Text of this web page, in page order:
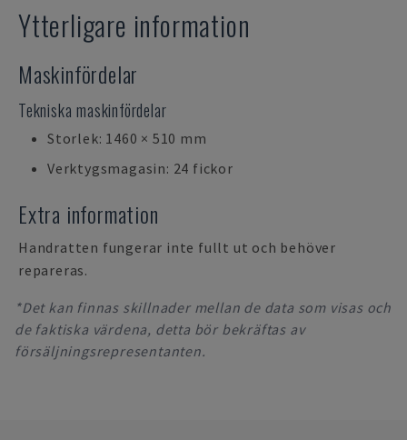
Ytterligare information
Maskinfördelar
Tekniska maskinfördelar
Storlek: 1460 × 510 mm
Verktygsmagasin: 24 fickor
Extra information
Handratten fungerar inte fullt ut och behöver
repareras.
*Det kan finnas skillnader mellan de data som visas och
de faktiska värdena, detta bör bekräftas av
försäljningsrepresentanten.